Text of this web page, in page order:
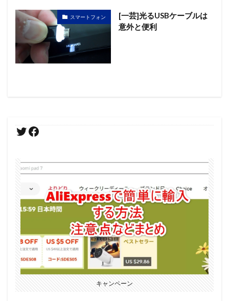
スマートフォン
[一芸]光るUSBケーブルは
意外と便利
キャンペーン